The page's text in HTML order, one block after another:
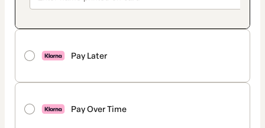
Pay Later
Pay Over Time